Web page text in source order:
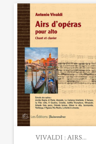
VIVALDI : AIRS...